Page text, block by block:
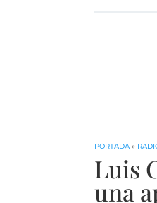
PORTADA »
Luis
una